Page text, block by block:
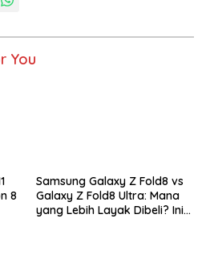
You
8
Samsung Galaxy Z Fold8 vs
Galaxy Z Fold8 Ultra: Mana
yang Lebih Layak Dibeli? Ini